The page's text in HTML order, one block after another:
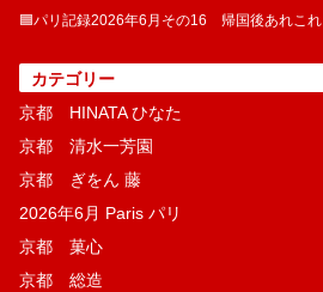
🟦パリ記録2026年6月その16 帰国後あれこれ
カテゴリー
京都 HINATA ひなた
京都 清水一芳園
京都 ぎをん 藤
2026年6月 Paris パリ
京都 菓​心
京都 総造